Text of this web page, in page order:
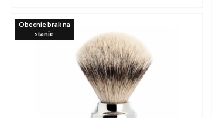
Obecnie brak na
stanie